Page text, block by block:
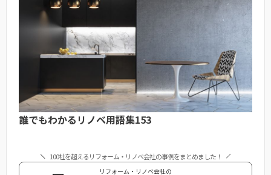
誰でもわかるリノベ用語集153
100社を超えるリフォーム・リノベ会社の事例をまとめました！
リフォーム・リノベ会社の